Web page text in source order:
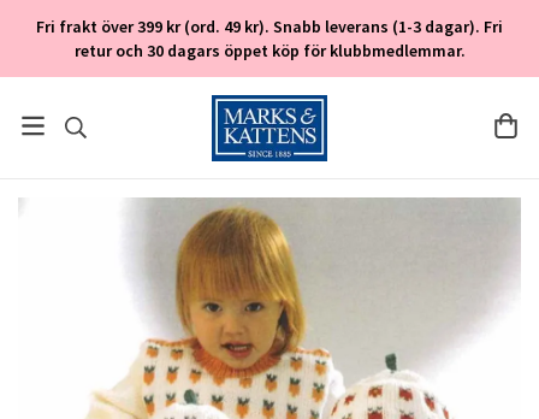
Fri frakt över 399 kr (ord. 49 kr). Snabb leverans (1-3 dagar). Fri
retur och 30 dagars öppet köp för klubbmedlemmar.